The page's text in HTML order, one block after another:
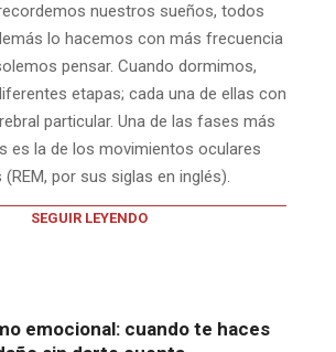
nuestros sueños, todos
lo hacemos con más frecuencia
pensar. Cuando dormimos,
etapas; cada una de ellas con
particular. Una de las fases más
es la de los movimientos oculares
(REM, por sus siglas en inglés).
SEGUIR LEYENDO
emocional: cuando te haces